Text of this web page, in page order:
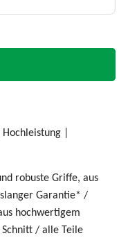
|
robuste Griffe, aus
Garantie* /
hochwertigem
/ alle Teile